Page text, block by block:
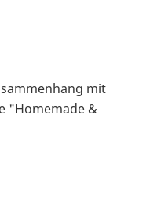
mit
"Homemade &